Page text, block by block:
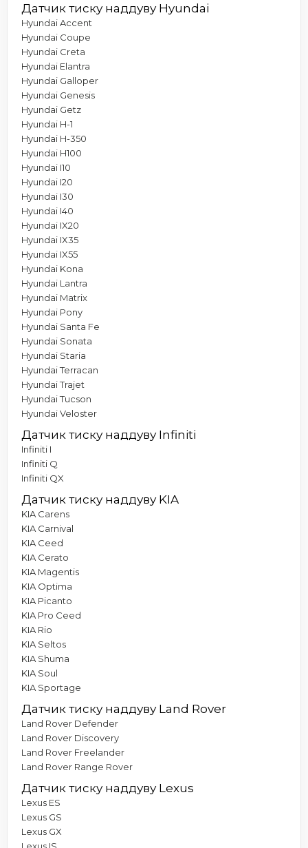
Датчик тиску наддуву Hyundai
Hyundai Accent
Hyundai Coupe
Hyundai Creta
Hyundai Elantra
Hyundai Galloper
Hyundai Genesis
Hyundai Getz
Hyundai H-1
Hyundai H-350
Hyundai H100
Hyundai I10
Hyundai I20
Hyundai I30
Hyundai I40
Hyundai IX20
Hyundai IX35
Hyundai IX55
Hyundai Kona
Hyundai Lantra
Hyundai Matrix
Hyundai Pony
Hyundai Santa Fe
Hyundai Sonata
Hyundai Staria
Hyundai Terracan
Hyundai Trajet
Hyundai Tucson
Hyundai Veloster
Датчик тиску наддуву Infiniti
Infiniti I
Infiniti Q
Infiniti QX
Датчик тиску наддуву KIA
KIA Carens
KIA Carnival
KIA Ceed
KIA Cerato
KIA Magentis
KIA Optima
KIA Picanto
KIA Pro Ceed
KIA Rio
KIA Seltos
KIA Shuma
KIA Soul
KIA Sportage
Датчик тиску наддуву Land Rover
Land Rover Defender
Land Rover Discovery
Land Rover Freelander
Land Rover Range Rover
Датчик тиску наддуву Lexus
Lexus ES
Lexus GS
Lexus GX
Lexus IS